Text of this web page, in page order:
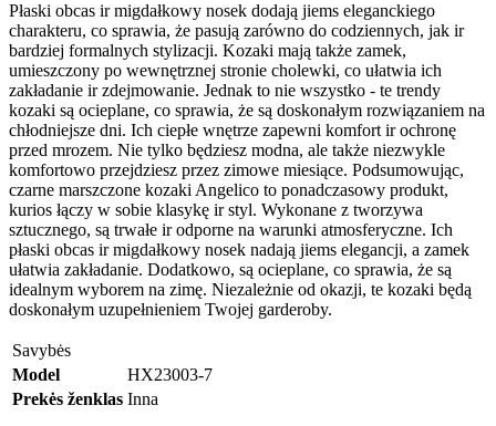
Płaski obcas ir migdałkowy nosek dodają jiems eleganckiego
charakteru, co sprawia, że pasują zarówno do codziennych, jak ir
bardziej formalnych stylizacji. Kozaki mają także zamek,
umieszczony po wewnętrznej stronie cholewki, co ułatwia ich
zakładanie ir zdejmowanie. Jednak to nie wszystko - te trendy
kozaki są ocieplane, co sprawia, że są doskonałym rozwiązaniem na
chłodniejsze dni. Ich ciepłe wnętrze zapewni komfort ir ochronę
przed mrozem. Nie tylko będziesz modna, ale także niezwykle
komfortowo przejdziesz przez zimowe miesiące. Podsumowując,
czarne marszczone kozaki Angelico to ponadczasowy produkt,
kurios łączy w sobie klasykę ir styl. Wykonane z tworzywa
sztucznego, są trwałe ir odporne na warunki atmosferyczne. Ich
płaski obcas ir migdałkowy nosek nadają jiems elegancji, a zamek
ułatwia zakładanie. Dodatkowo, są ocieplane, co sprawia, że są
idealnym wyborem na zimę. Niezależnie od okazji, te kozaki będą
doskonałym uzupełnieniem Twojej garderoby.
Savybės
Model
HX23003-7
Prekės ženklas Inna